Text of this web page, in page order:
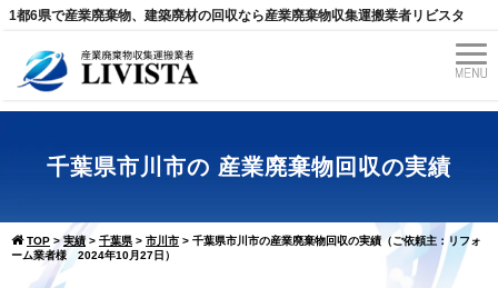
1都6県で産業廃棄物、建築廃材の回収なら産業廃棄物収集運搬業者リビスタ
千葉県市川市の 産業廃棄物回収の実績
TOP > 実績 > 千葉県 > 市川市 > 千葉県市川市の産業廃棄物回収の実績（ご依頼主：リフォ
ーム業者様 2024年10月27日）